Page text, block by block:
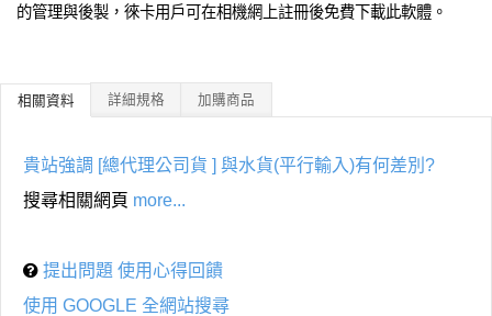
的管理與後製，徠卡用戶可在相機網上註冊後免費下載此軟體。
相關資料 詳細規格 加購商品
貴站強調 [總代理公司貨 ] 與水貨(平行輸入)有何差別?
搜尋相關網頁 more...
提出問題 使用心得回饋
使用 GOOGLE 全網站搜尋